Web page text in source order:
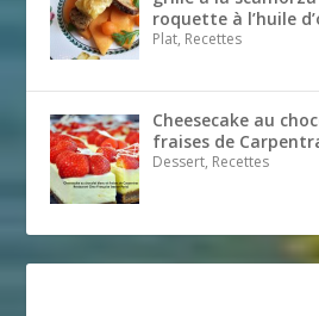
roquette à l’huile
Plat, Recettes
Cheesecake au
fraises de
Dessert, Recettes